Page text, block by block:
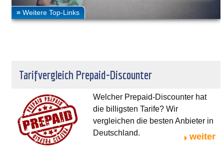
Tarifvergleich Prepaid-Discounter
Welcher Prepaid-Discounter hat
die billigsten Tarife? Wir
vergleichen die besten Anbieter in
Deutschland.
weiter